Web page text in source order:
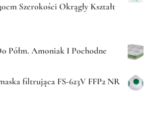
Szerokości Okrągły Kształt
Półm. Amoniak I Pochodne
filtrująca FS-623V FFP2 NR